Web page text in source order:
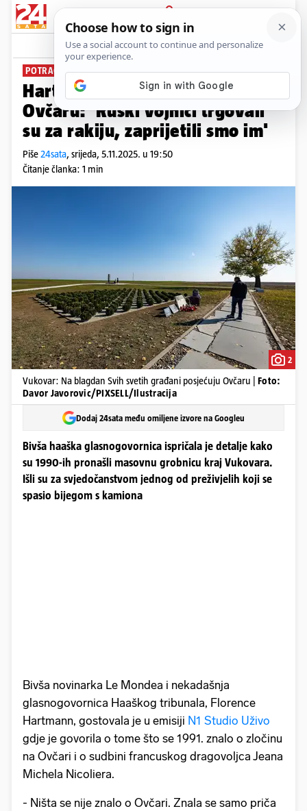
PRIJAVA
News Komentari
POTRAGA ZA GROBNICOM
Hartmann otkrila kako su našli
Ovčaru: 'Ruski vojnici trgovali
su za rakiju, zaprijetili smo im'
Piše24sata, srijeda, 5.11.2025. u 19:50
Čitanje članka: 1 min
2
Vukovar: Na blagdan Svih svetih građani posjećuju Ovčaru | Foto:
Davor Javorovic/PIXSELL/Ilustracija
Dodaj 24sata među omiljene izvore na Googleu
Bivša haaška glasnogovornica ispričala je detalje kako
su 1990-ih pronašli masovnu grobnicu kraj Vukovara.
Išli su za svjedočanstvom jednog od preživjelih koji se
spasio bijegom s kamiona
Bivša novinarka Le Mondea i nekadašnja
glasnogovornica Haaškog tribunala, Florence
Hartmann, gostovala je u emisiji N1 Studio Uživo
gdje je govorila o tome što se 1991. znalo o zločinu
na Ovčari i o sudbini francuskog dragovoljca Jeana
Michela Nicoliera.
- Ništa se nije znalo o Ovčari. Znala se samo priča